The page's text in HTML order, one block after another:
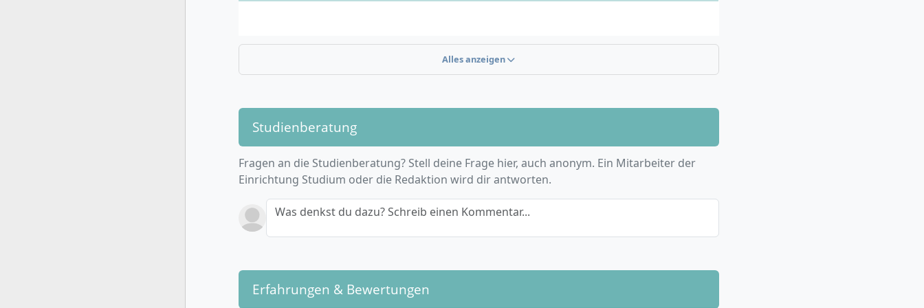
(erweiterten) Führungszeugnisses
unterschiedliche Themenfelder der Sozialen Arbeit. Wichtige Inhalte sind:
Grundlagen der Sozialen Arbeit und Sozialpolitik:Theorien, Strukturen, Akteure
Lebensphasen- und lebenslagenorientierte Handlungsfelder:Arbeit mit Kindern,
Jugendlichen, Erwachsenen sowie speziellen Lebenslagen wie Armut, Sucht oder
Arbeitslosigkeit.
Methoden und Praxis:
Professionelle Beziehungsgestaltung, Beratung,
Gesprächsführung, Methoden der Sozialen Arbeit wie Case Management und
Mediation.
Recht und Ethik:Sozialrecht, Bürgerliches Recht, ethische und berufsbezogene
Management & Organisation:Sozialmanagement, Finanzierung von sozialen
Diversität und Teilhabe:Umgang mit Vielfalt, strukturelle Diskriminierung,
Inklusion.
Alles anzeigen
Studienberatung
Fragen an die Studienberatung? Stell deine Frage hier, auch anonym. Ein Mitarbeiter der
Einrichtung Studium oder die Redaktion wird dir antworten.
Was denkst du dazu? Schreib einen Kommentar...
Erfahrungen & Bewertungen